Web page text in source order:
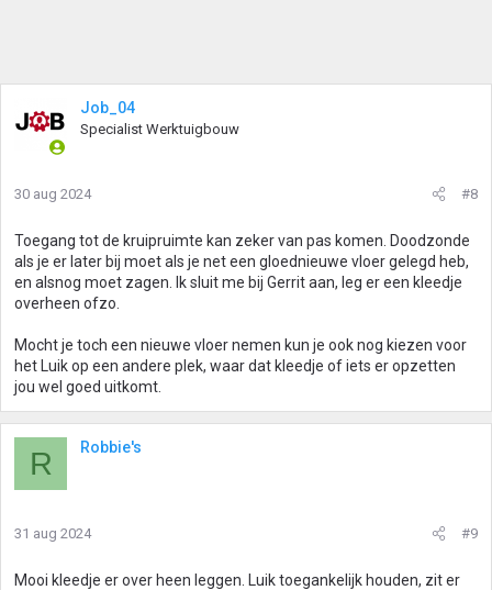
Job_04
Specialist Werktuigbouw
30 aug 2024 #8
Toegang tot de kruipruimte kan zeker van pas komen. Doodzonde
als je er later bij moet als je net een gloednieuwe vloer gelegd heb,
en alsnog moet zagen. Ik sluit me bij Gerrit aan, leg er een kleedje
overheen ofzo.
Mocht je toch een nieuwe vloer nemen kun je ook nog kiezen voor
het Luik op een andere plek, waar dat kleedje of iets er opzetten
jou wel goed uitkomt.
R Robbie's
31 aug 2024 #9
Mooi kleedje er over heen leggen. Luik toegankelijk houden, zit er